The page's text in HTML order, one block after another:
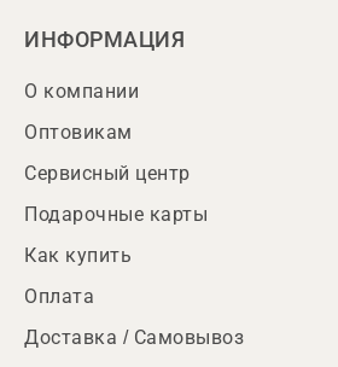
ИНФОРМАЦИЯ
О компании
Оптовикам
Сервисный центр
Подарочные карты
Как купить
Оплата
Доставка / Самовывоз